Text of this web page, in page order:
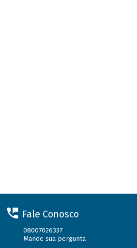
Fale Conosco
08007026337
Mande sua pergunta